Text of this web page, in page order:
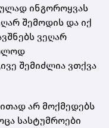
ინგოროყვას
შემოდის და იქ
ვეღარ
შემიძლია ვთქვა
არ მოქმედებს
სასტუმროები